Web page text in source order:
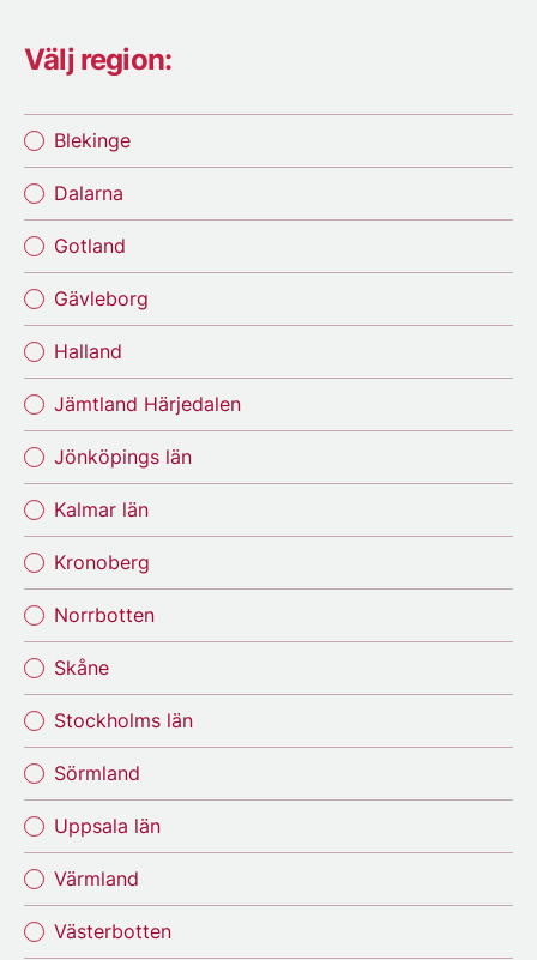
Välj region:
Blekinge
Dalarna
Gotland
Gävleborg
Halland
Jämtland Härjedalen
Jönköpings län
Kalmar län
Kronoberg
Norrbotten
Skåne
Stockholms län
Sörmland
Uppsala län
Värmland
Västerbotten